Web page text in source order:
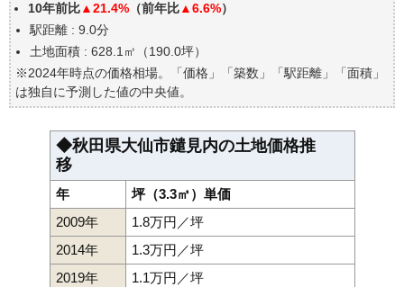
エリアの将来性を人口予想から検討しよう
自分の年収でいくらの不動産が買える？
10年前比▲21.4% （前年比▲6.6%）
駅距離 : 9.0分
土地面積 : 628.1㎡（190.0坪）
※2024年時点の価格相場。「価格」「築数」「駅距離」「面積」
は独自に予測した値の中央値。
◆秋田県大仙市鑓見内の土地価格推
移
年
坪（3.3㎡）単価
2009年
1.8万円／坪
2014年
1.3万円／坪
2019年
1.1万円／坪